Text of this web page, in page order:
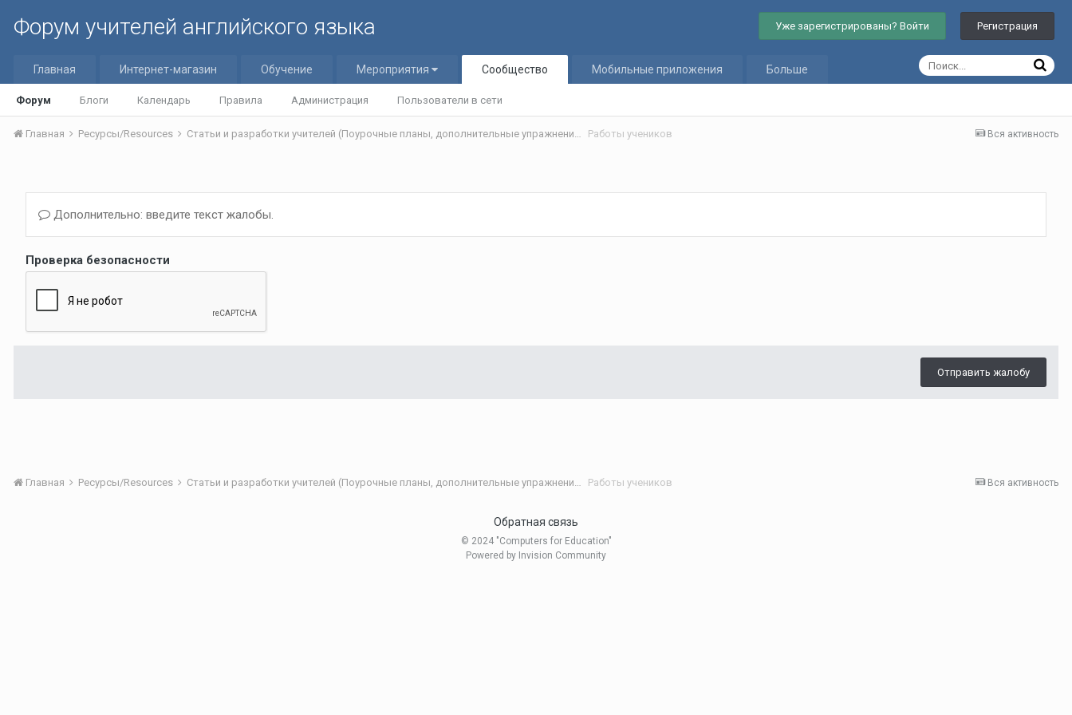
Форум учителей английского языка Уже зарегистрированы? Войти Регистрация
Главная Интернет-магазин Обучение Мероприятия Сообщество
Форум Блоги Календарь Правила Администрация Пользователи в сети
Мобильные приложения Больше
Вся активность
Главная Ресурсы/Resources Статьи и разработки учителей (Поурочные планы, дополнительные упражнения и т.д.)/Materials developed by teachers Работы учеников
Дополнительно: введите текст жалобы.
Проверка безопасности
Отправить жалобу
Вся активность
Главная Ресурсы/Resources Статьи и разработки учителей (Поурочные планы, дополнительные упражнения и т.д.)/Materials developed by teachers Работы учеников
Обратная связь
© 2024 "Computers for Education"
Powered by Invision Community